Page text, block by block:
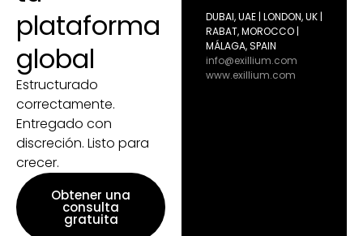
plataforma
global
Estructurado
correctamente.
Entregado con
discreción. Listo para
crecer.
Obtener una
consulta
gratuita
DUBAI, UAE | LONDON, UK |
RABAT, MOROCCO |
MÁLAGA, SPAIN
info@exillium.com
www.exillium.com